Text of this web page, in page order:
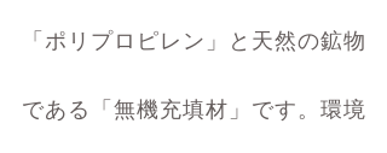
「ポリプロピレン」と天然の鉱物
である「無機充填材」です。環境